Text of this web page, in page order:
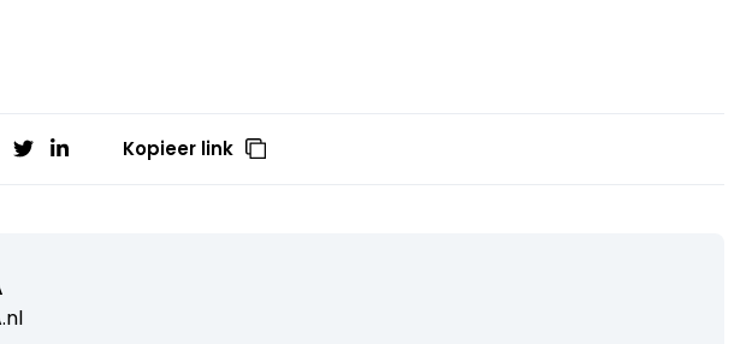
Kopieer link